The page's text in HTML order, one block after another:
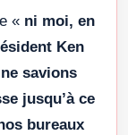
« ni moi, en
Ken
savions
jusqu’à ce
bureaux